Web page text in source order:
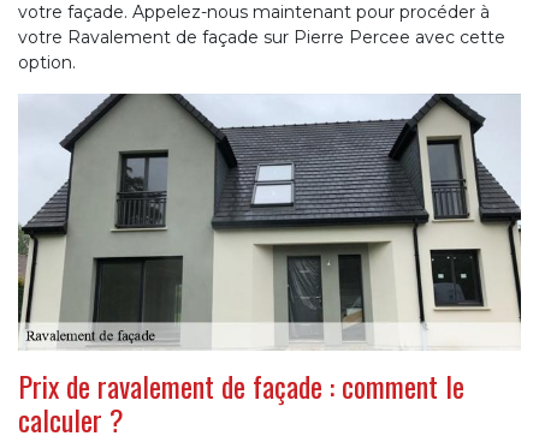
votre façade. Appelez-nous maintenant pour procéder à
votre Ravalement de façade sur Pierre Percee avec cette
option.
Prix de ravalement de façade : comment le
calculer ?